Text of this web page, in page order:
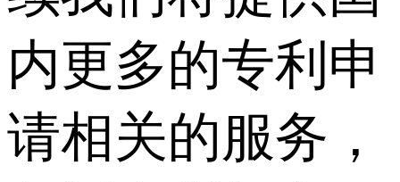
内更多的专利申
请相关的服务，